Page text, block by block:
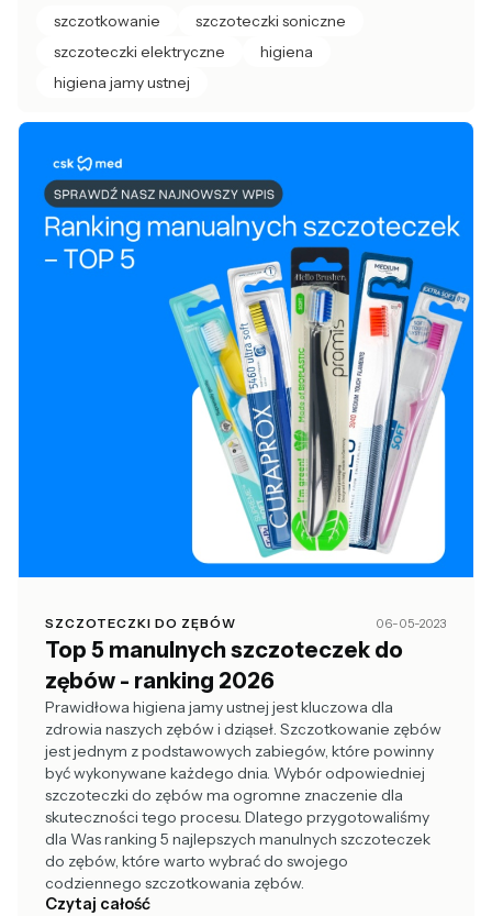
szczotkowanie
szczoteczki soniczne
szczoteczki elektryczne
higiena
higiena jamy ustnej
SZCZOTECZKI DO ZĘBÓW 06-05-2023
Top 5 manulnych szczoteczek do
zębów - ranking 2026
Prawidłowa higiena jamy ustnej jest kluczowa dla
zdrowia naszych zębów i dziąseł. Szczotkowanie zębów
jest jednym z podstawowych zabiegów, które powinny
być wykonywane każdego dnia. Wybór odpowiedniej
szczoteczki do zębów ma ogromne znaczenie dla
skuteczności tego procesu. Dlatego przygotowaliśmy
dla Was ranking 5 najlepszych manulnych szczoteczek
do zębów, które warto wybrać do swojego
codziennego szczotkowania zębów.
Czytaj całość